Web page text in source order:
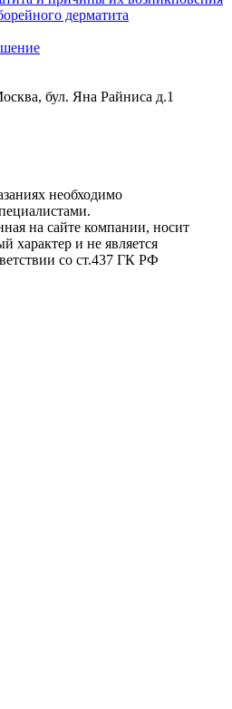
дерматита
бул. Яна Райниса д.1
необходимо
на сайте компании, носит
характер и не является
со ст.437 ГК РФ